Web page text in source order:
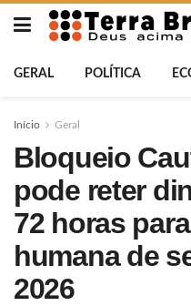
GERAL POLÍTICA
Início Geral
Bloqueio
pode reter
72 horas
humana de
2026